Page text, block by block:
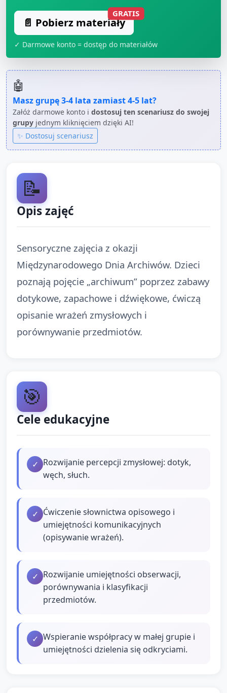
📄 Pobierz materiały
GRATIS
✓ Darmowe konto = dostęp do materiałów
🤖
Masz grupę3-4 lata zamiast4-5 lat?
Załóż darmowe konto i dostosuj ten scenariusz do swojej
grupy jednym kliknięciem dzięki AI!
✨ Dostosuj scenariusz
📝
Opis zajęć
Sensoryczne zajęcia z okazji
Międzynarodowego Dnia Archiwów. Dzieci
poznają pojęcie „archiwum” poprzez zabawy
dotykowe, zapachowe i dźwiękowe, ćwiczą
opisanie wrażeń zmysłowych i
porównywanie przedmiotów.
🎯
Cele edukacyjne
✓ Rozwijanie percepcji zmysłowej: dotyk,
węch, słuch.
✓ Ćwiczenie słownictwa opisowego i
umiejętności komunikacyjnych
(opisywanie wrażeń).
✓ Rozwijanie umiejętności obserwacji,
porównywania i klasyfikacji
przedmiotów.
✓ Wspieranie współpracy w małej grupie i
umiejętności dzielenia się odkryciami.